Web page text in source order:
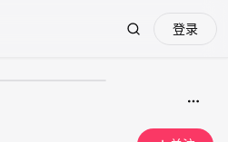
Search登录